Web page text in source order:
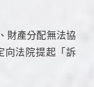
財產分配無法協
向法院提起「訴